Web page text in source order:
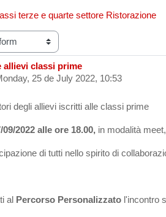
terze e quarte settore Ristorazione
allievi classi prime
25 de July 2022, 10:53
0
degli allievi iscritti alle classi prime
2022 alle ore 18.00, in modalità
di tutti nello spirito di
al Percorso Personalizzato l'incontro